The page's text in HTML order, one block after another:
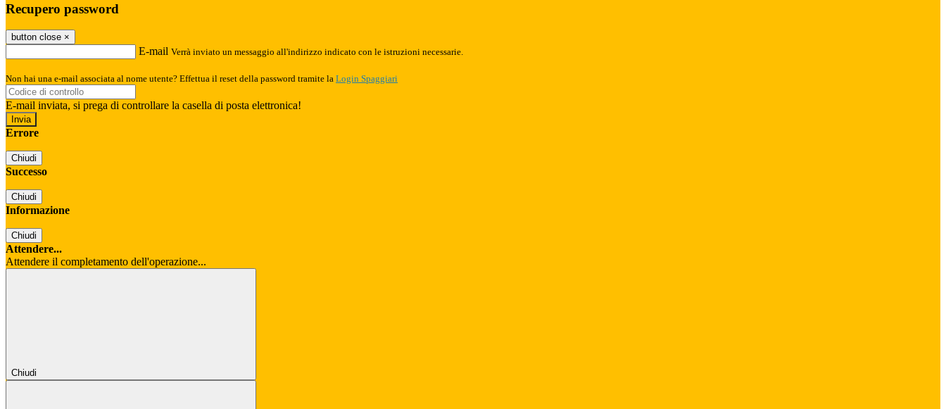
Recupero password
button close ×
E-mail Verrà inviato un messaggio all'indirizzo indicato con le istruzioni necessarie.
Non hai una e-mail associata al nome utente? Effettua il reset della password tramite la Login Spaggiari
E-mail inviata, si prega di controllare la casella di posta elettronica!
Errore
Chiudi
Successo
Chiudi
Informazione
Chiudi
Attendere...
Attendere il completamento dell'operazione...
Chiudi